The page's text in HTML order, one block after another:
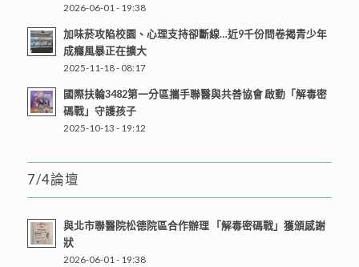
2026-06-01 - 19:38
加味菸攻陷校園、心理支持卻斷線…近9千份問卷揭青少年
成癮風暴正在擴大
2025-11-18 - 08:17
國際扶輪3482第一分區攜手聯醫與共善協會 啟動「解毒密
碼戰」守護孩子
2025-10-13 - 19:12
7/4論壇
與北市聯醫院松德院區合作辦理 「解毒密碼戰」獲頒感謝
狀
2026-06-01 - 19:38